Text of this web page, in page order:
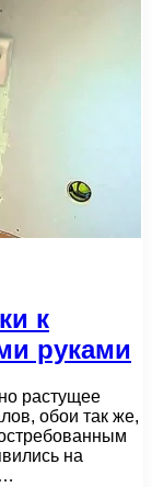
к
руками
растущее
обои так же,
на